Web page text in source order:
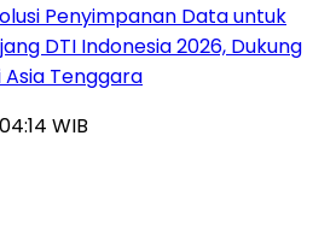
Penyimpanan Data untuk
DTI Indonesia 2026, Dukung
Tenggara
WIB